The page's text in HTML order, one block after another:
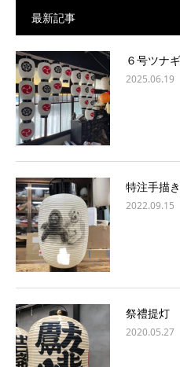
最新記事
６号ツナ
2025.06.19
特注手描
2022.09.15
祭禮提灯
2020.05.27